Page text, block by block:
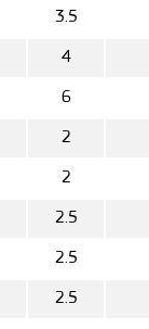
3.5
4
6
2
2
2.5
2.5
2.5